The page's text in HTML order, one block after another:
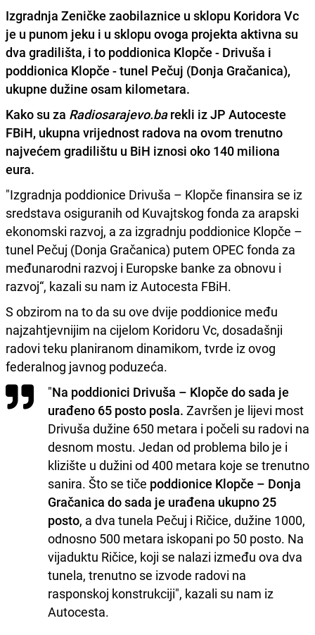
Izgradnja Zeničke zaobilaznice u sklopu Koridora Vc
je u punom jeku i u sklopu ovoga projekta aktivna su
dva gradilišta, i to poddionica Klopče - Drivuša i
poddionica Klopče - tunel Pečuj (Donja Gračanica),
ukupne dužine osam kilometara.
Kako su za Radiosarajevo.barekli izJP Autoceste
FBiH, ukupna vrijednost radova na ovom trenutno
najvećem gradilištu u BiH iznosi oko 140 miliona
eura.
"Izgradnja poddionice Drivuša – Klopče finansira se iz
sredstava osiguranih od Kuvajtskog fonda za arapski
ekonomski razvoj, a za izgradnju poddionice Klopče –
tunel Pečuj (Donja Gračanica) putem OPEC fonda za
međunarodni razvoj i Europske banke za obnovu i
razvoj“, kazali su nam iz Autocesta FBiH.
S obzirom na to da su ove dvije poddionice među
najzahtjevnijim na cijelom Koridoru Vc, dosadašnji
radovi teku planiranom dinamikom, tvrde iz ovog
federalnog javnog poduzeća.
"Na poddionici Drivuša – Klopče do sada je
urađeno 65 posto posla. Završen je lijevi most
Drivuša dužine 650 metara i počeli su radovi na
desnom mostu. Jedan od problema bilo je i
klizište u dužini od 400 metara koje se trenutno
sanira. Što se tiče poddionice Klopče – Donja
Gračanica do sada je urađena ukupno 25
posto, a dva tunela Pečuj i Ričice, dužine 1000,
odnosno 500 metara iskopani po 50 posto. Na
vijaduktu Ričice, koji se nalazi između ova dva
tunela, trenutno se izvode radovi na
rasponskoj konstrukciji", kazali su nam iz
Autocesta.